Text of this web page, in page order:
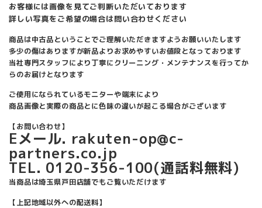
お客様には画像を見てご判断いただいております
詳しい写真をご希望の場合は問い合わせください
商品は中古品ということでご理解いただきますようお願いいたします
多少の傷はありますが新品よりお求めやすいお値段となっております
当社専門スタッフにより丁寧にクリーニング・メンテナンスを行ってか
らのお届けとなります
ご使用になられているモニターや端末により
商品画像と実際の商品とに色味の違いが起こる場合がございます
【お問い合わせ】
Eメール. rakuten-op@c-
partners.co.jp
TEL. 0120-356-100(通話料無料)
当商品は埼玉県戸田店舗でもご覧いただけます
【上記地域以外への配送料】